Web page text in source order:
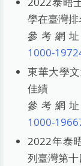
學在臺灣
參考網址
1000-
東華大學
佳績
參考網址
1000-
2022年泰
列臺灣第十